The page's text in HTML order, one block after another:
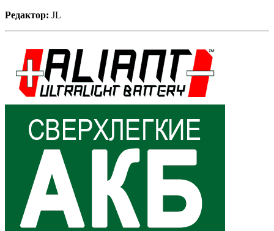
Редактор: JL